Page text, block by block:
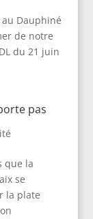
au Dauphiné
de notre
du 21 juin
pas
que la
se
la plate